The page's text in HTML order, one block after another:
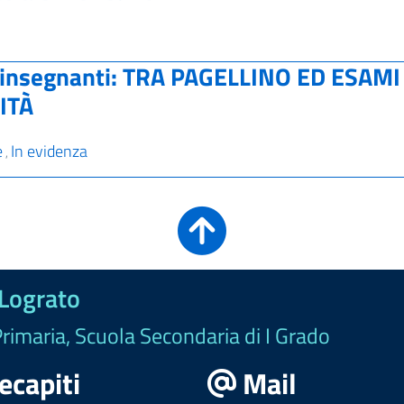
TRA PAGELLINO ED
, In evidenza
Scuola Secondaria di I Grado
Mail